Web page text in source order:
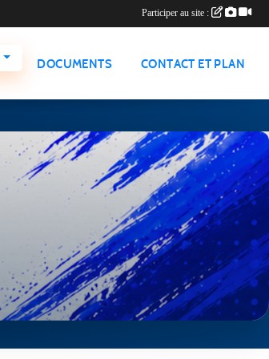
DOCUMENTS CONTACT ET PLAN
Participer au site :